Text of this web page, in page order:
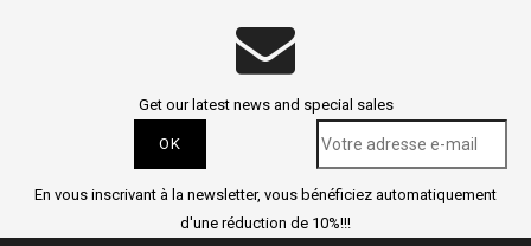
Get our latest news and special sales
En vous inscrivant à la newsletter, vous bénéficiez automatiquement
d'une réduction de 10%!!!